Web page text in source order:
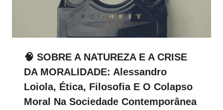
🧠 SOBRE A NATUREZA E A CRISE
DA MORALIDADE: Alessandro
Loiola, Ética, Filosofia E O Colapso
Moral Na Sociedade Contemporânea